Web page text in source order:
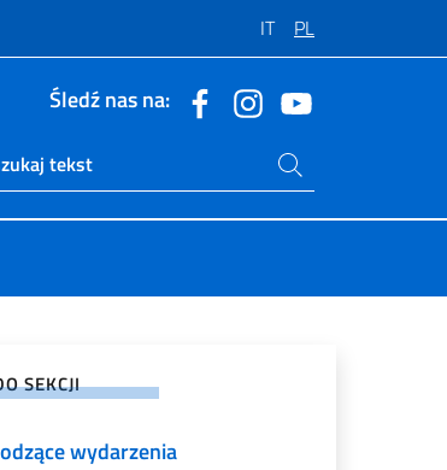
IT PL
Śledź nas na:
sito live
SEKCJI
wydarzenia